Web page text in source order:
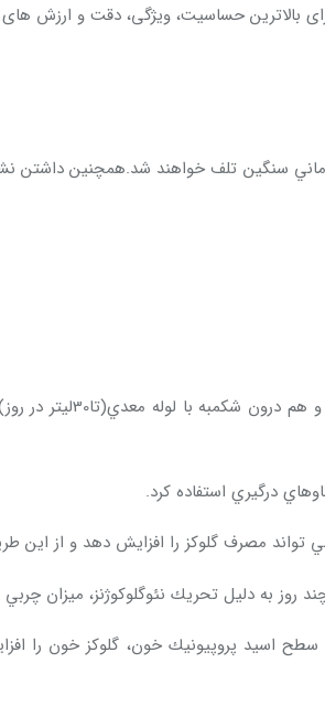
بالاترین حساسیت، ویژگی، دقت و ارزش
سنگين تلف خواهند شد.همچنين داشتن
*درمان سياهرگي با مايعات
اسيد پروپيونيك خون، گلوكز خون را